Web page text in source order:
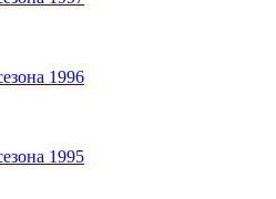
1996
1995